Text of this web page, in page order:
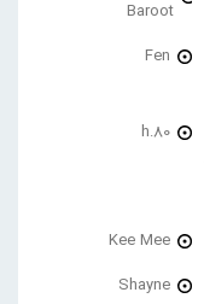
Baroot
Fen
h.80
Kee Mee
Shayne